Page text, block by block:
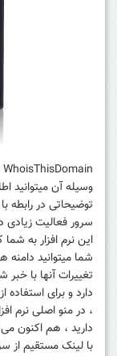
وسیله آن میتوانید
توضیحاتی در رابطه
سرور فعالیت زیادی
این نرم افزار به
شما میتوانید
تغییرات آنها با خبر
دارد و برای
، در منو اصلی نرم
دارید ، هم اکنون می
با لینک مستقیم از